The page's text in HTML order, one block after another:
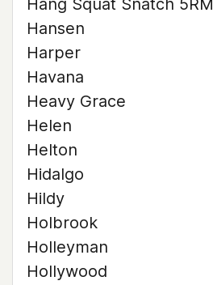
Hang Squat Snatch 5RM
Hansen
Harper
Havana
Heavy Grace
Helen
Helton
Hidalgo
Hildy
Holbrook
Holleyman
Hollywood